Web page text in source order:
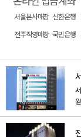
서울본사매장 신한은행
전주직영매장 국민은행